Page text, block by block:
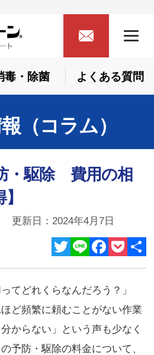
毒・除菌 よくある質問
（コラム）
・駆除 費用の相
更新日：2024年4月7日
ってどれくらなんだろう？」
ど頻繁に頼むことがない作業
からない」という声も少なく
予防・駆除の料金について、